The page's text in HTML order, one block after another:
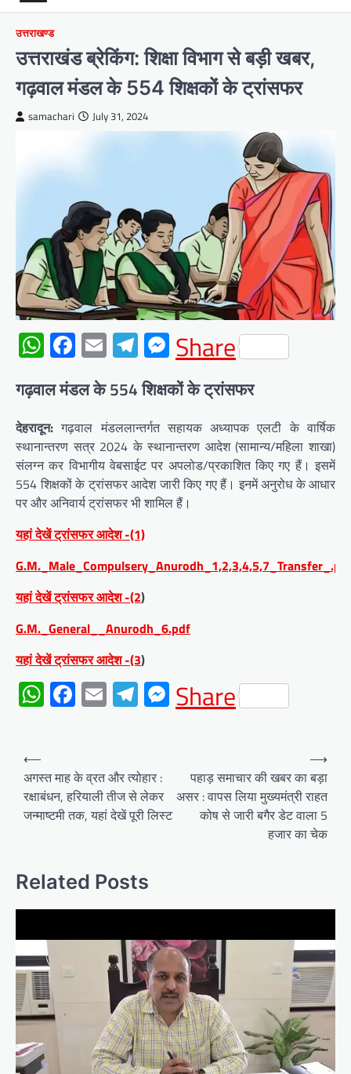
उत्तराखण्ड
उत्तराखंड ब्रेकिंग: शिक्षा विभाग से बड़ी खबर,
गढ़वाल मंडल के 554 शिक्षकों के ट्रांसफर
samachari July 31, 2024
WhatsApp
Facebook
EmailTelegram
Messenger
Share
गढ़वाल मंडल के 554 शिक्षकों के ट्रांसफर
देहरादून: गढ़वाल मंडललान्तर्गत सहायक अध्यापक एलटी के वार्षिक
स्थानान्तरण सत्र 2024 के स्थानान्तरण आदेश (सामान्य/महिला शाखा)
संलग्न कर विभागीय वेबसाईट पर अपलोड/प्रकाशित किए गए हैं। इसमें
554 शिक्षकों के ट्रांसफर आदेश जारी किए गए हैं। इनमें अनुरोध के आधार
पर और अनिवार्य ट्रांसफर भी शामिल हैं।
यहां देखें ट्रांसफर आदेश -(1)
यहां देखें ट्रांसफर आदेश -(2)
G.M._General__Anurodh_6.pdf
यहां देखें ट्रांसफर आदेश -(3)
WhatsApp
Facebook
EmailTelegram
Messenger
Share
Post
navigation
⟵
अगस्त माह के व्रत और त्योहार :
रक्षाबंधन, हरियाली तीज से लेकर
जन्माष्टमी तक, यहां देखें पूरी लिस्ट
पहाड़ समाचार की खबर का बड़ा
असर : वापस लिया मुख्यमंत्री राहत
कोष से जारी बगैर डेट वाला 5
हजार का चेक
⟶
Related Posts